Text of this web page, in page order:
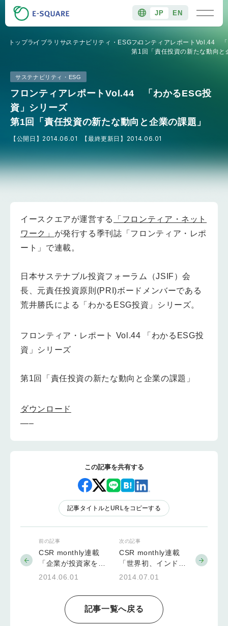
JP EN
トップライブラリ サステナビリティ・ESGフロンティアレポートVol.44
第1回「責任投資の新たな動向と
サステナビリティ・ESG
フロンティアレポートVol.44 「わかるESG投
資」シリーズ
第1回「責任投資の新たな動向と企業の課題」
【公開日】 2014.06.01 【最終更新日】 2014.06.01
イースクエアが運営する
「フロンティア・ネット
ワーク」 が発行する季刊誌「フロンティア・レポ
ート」で連載。
日本サステナブル投資フォーラム（JSIF）会
長、元責任投資原則(PRI)ボードメンバーである
荒井勝氏による「わかるESG投資」シリーズ。
フロンティア・レポート Vol.44 「わかるESG投
資」シリーズ
第1回「責任投資の新たな動向と企業の課題」
ダウンロード
—–
この記事を共有する
記事タイトルとURLをコピーする
前の記事
CSR monthly連載
「企業が投資家を選
別する時代における
2014.06.01
記事一覧へ戻る
次の記事
CSR monthly連載
「世界初、インドの
CSR法規制」
2014.07.01